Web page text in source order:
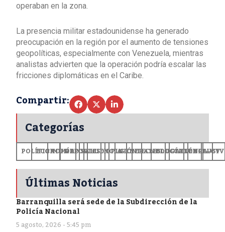
operaban en la zona.
La presencia militar estadounidense ha generado
preocupación en la región por el aumento de tensiones
geopolíticas, especialmente con Venezuela, mientras
analistas advierten que la operación podría escalar las
fricciones diplomáticas en el Caribe.
Compartir:
Categorías
POLÍTICA
ECONOMÍA
MUNDODEPORTES
SALUDCIENCIA
OPINIÓN
GENERALES
TECNOLOGÍA
EDUCACIÓN
CULTURA+CV
Últimas Noticias
Barranquilla será sede de la Subdirección de la
Policía Nacional
5 agosto, 2026 - 5:45 pm